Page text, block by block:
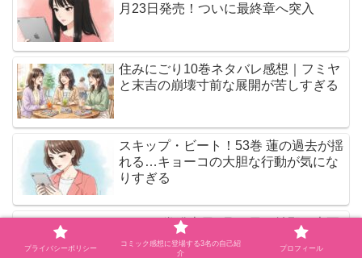
月23日発売！ついに最終章へ突入
住みにごり10巻ネタバレ感想｜フミヤ
と末吉の崩壊寸前な展開が苦しすぎる
スキップ・ビート！53巻 蓮の過去が揺
れる…キョーコの大胆な行動が気にな
りすぎる
MAO29巻発売日6月18日！紗那と大五
に何があったのか…気になりすぎる最
プライバシーポリシー
コミック感想に登場する3名の自己紹
介
プロフィール